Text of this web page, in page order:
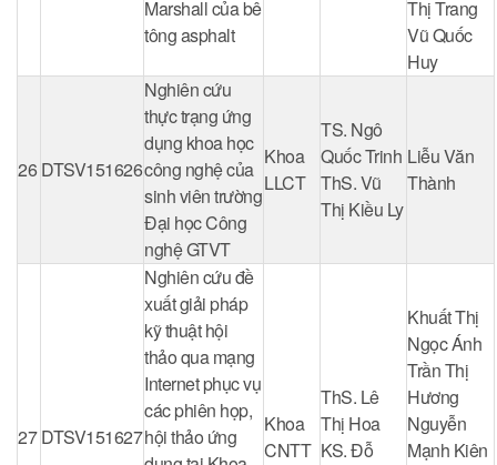
Marshall của bê
tông asphalt
Thị Trang
Vũ Quốc
Huy
26 DTSV151626
Nghiên cứu
thực trạng ứng
dụng khoa học
công nghệ của
sinh viên trường
Đại học Công
nghệ GTVT
Khoa
LLCT
TS. Ngô
Quốc Trinh
ThS. Vũ
Thị Kiều Ly
Liễu Văn
Thành
27 DTSV151627
Nghiên cứu đề
xuất giải pháp
kỹ thuật hội
thảo qua mạng
Internet phục vụ
các phiên họp,
hội thảo ứng
Khoa
CNTT
ThS. Lê
Thị Hoa
KS. Đỗ
Khuất Thị
Ngọc Ánh
Trần Thị
Hương
Nguyễn
Mạnh Kiên